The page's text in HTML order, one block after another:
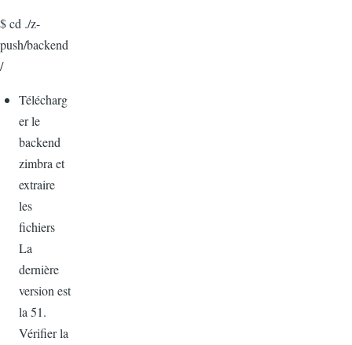
$ cd ./z-
push/backend
/
Télécharg
er le
backend
zimbra et
extraire
les
fichiers
La
dernière
version est
la 51.
Vérifier la